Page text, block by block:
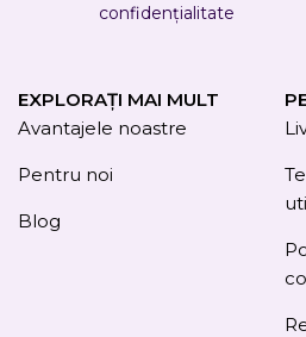
confidențialitate
EXPLORAȚI MAI MULT
Avantajele noastre
Pentru noi
Blog